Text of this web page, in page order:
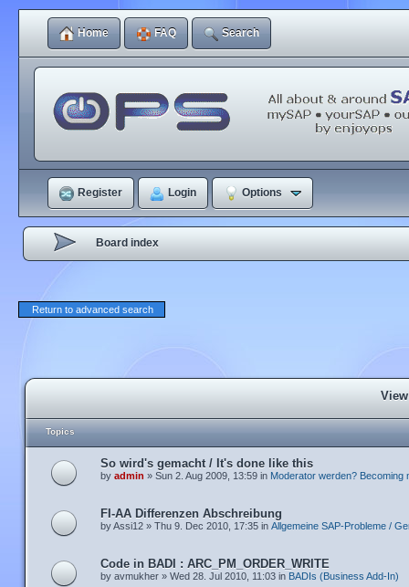
Home FAQ Search
Register Login Options
Board index
Return to advanced search
Topics
So wird's gemacht / It's done like this
by admin » Sun 2. Aug 2009, 13:59 in Moderator werden? Becoming
FI-AA Differenzen Abschreibung
by Assi12 » Thu 9. Dec 2010, 17:35 in Allgemeine SAP-Probleme /
Code in BADI : ARC_PM_ORDER_WRITE
by avmukher » Wed 28. Jul 2010, 11:03 in BADIs (Business Add-In)